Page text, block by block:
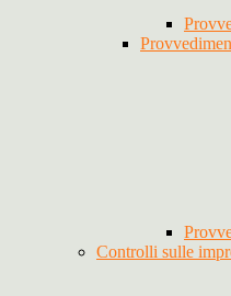
Controlli sulle